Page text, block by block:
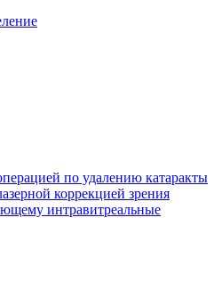
по удалению катаракты
коррекцией зрения
интравитреальные